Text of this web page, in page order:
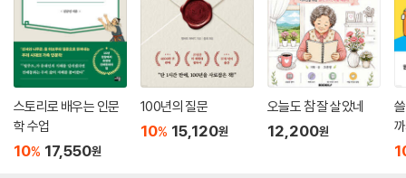
스토리로 배우는 인문
학 수업
10% 17,550원
100년의 질문
10% 15,120원
오늘도 참 잘 살았네
12,200원